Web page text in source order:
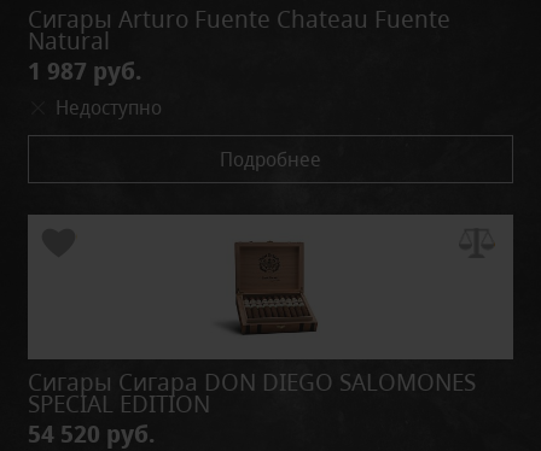
Сигары Arturo Fuente Chateau Fuente
Natural
1 987 руб.
Недоступно
Подробнее
Сигары Сигара DON DIEGO SALOMONES
SPECIAL EDITION
54 520 руб.